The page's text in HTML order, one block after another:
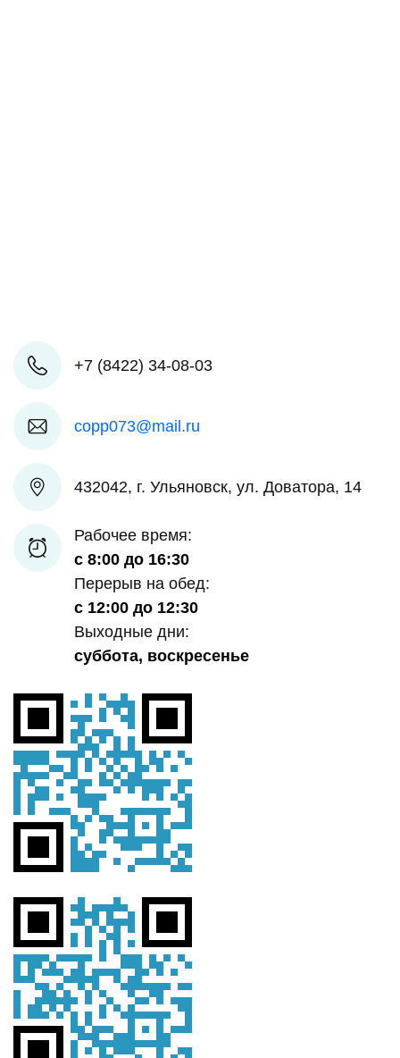
+7 (8422) 34-08-03
copp073@mail.ru
432042, г. Ульяновск, ул. Доватора, 14
Рабочее время:
с 8:00 до 16:30
Перерыв на обед:
с 12:00 до 12:30
Выходные дни:
суббота, воскресенье